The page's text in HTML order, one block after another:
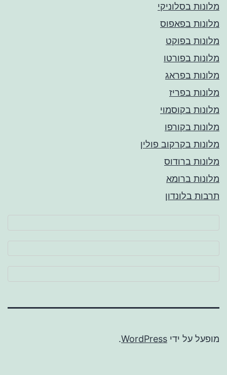
מלונות בסלוניקי
מלונות בפאפוס
מלונות בפוקט
מלונות בפורטו
מלונות בפראג
מלונות בפריז
מלונות בקוסמוי
מלונות בקורפו
מלונות בקרקוב פולין
מלונות ברודוס
מלונות ברומא
תרבות בלונדון
מופעל על ידי WordPress
.